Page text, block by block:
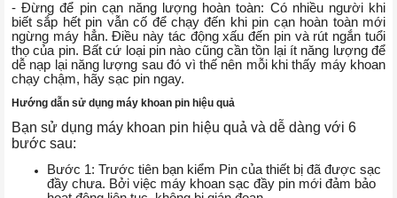
- Đừng để pin cạn năng lượng hoàn toàn: Có nhiều người khi
biết sắp hết pin vẫn cố để chạy đến khi pin cạn hoàn toàn mới
ngừng máy hẳn. Điều này tác động xấu đến pin và rút ngắn tuổi
thọ của pin. Bất cứ loại pin nào cũng cần tồn lại ít năng lượng để
dễ nạp lại năng lượng sau đó vì thế nên mỗi khi thấy máy khoan
chạy chậm, hãy sạc pin ngay.
Hướng dẫn sử dụng máy khoan pin hiệu quả
Bạn sử dụng máy khoan pin hiệu quả và dễ dàng với 6
bước sau:
Bước 1: Trước tiên bạn kiểm Pin của thiết bị đã được sạc
đầy chưa. Bởi việc máy khoan sạc đầy pin mới đảm bảo